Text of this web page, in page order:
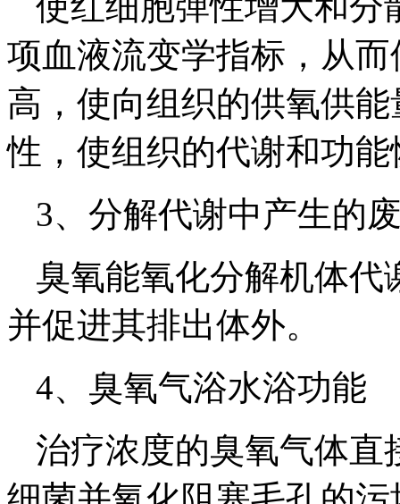
项血液流变学指标，从
高，使向组织的供氧供
性，使组织的代谢和功能
3、分解代谢中产生的
臭氧能氧化分解机体代
并促进其排出体外。
4、臭氧气浴水浴功能
治疗浓度的臭氧气体直